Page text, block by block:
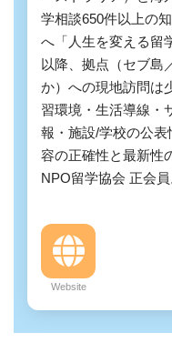
学相談650件以上の
へ「人生を変える留
以降、拠点（セブ島
か）への現地訪問は
習環境・生活導線・
報・施設/学校の公
容の正確性と最新性
NPO留学協会 正会員
Website